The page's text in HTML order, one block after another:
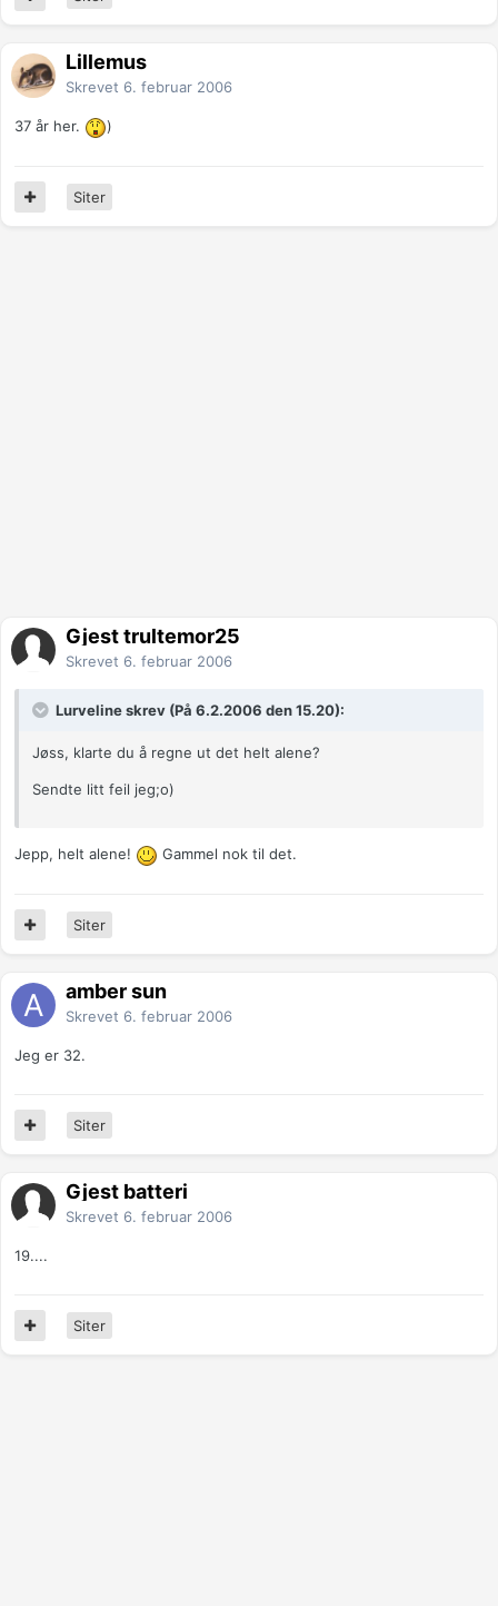
Lillemus
Skrevet 6. februar 2006
37 år her. )
Siter
Gjest trultemor25
Skrevet 6. februar 2006
Lurveline skrev (På 6.2.2006 den 15.20):
Jøss, klarte du å regne ut det helt alene?
Sendte litt feil jeg;o)
Jepp, helt alene! Gammel nok til det.
Siter
amber sun
Skrevet 6. februar 2006
Jeg er 32.
Siter
Gjest batteri
Skrevet 6. februar 2006
19....
Siter